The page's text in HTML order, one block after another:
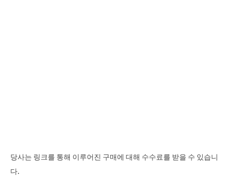
당사는 링크를 통해 이루어진 구매에 대해 수수료를 받을 수 있습니
다.